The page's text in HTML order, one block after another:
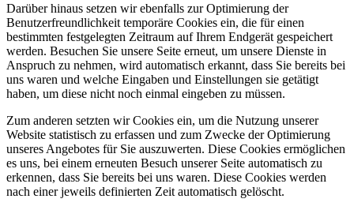
Darüber hinaus setzen wir ebenfalls zur Optimierung der
Benutzerfreundlichkeit temporäre Cookies ein, die für einen
bestimmten festgelegten Zeitraum auf Ihrem Endgerät gespeichert
werden. Besuchen Sie unsere Seite erneut, um unsere Dienste in
Anspruch zu nehmen, wird automatisch erkannt, dass Sie bereits bei
uns waren und welche Eingaben und Einstellungen sie getätigt
haben, um diese nicht noch einmal eingeben zu müssen.
Zum anderen setzten wir Cookies ein, um die Nutzung unserer
Website statistisch zu erfassen und zum Zwecke der Optimierung
unseres Angebotes für Sie auszuwerten. Diese Cookies ermöglichen
es uns, bei einem erneuten Besuch unserer Seite automatisch zu
erkennen, dass Sie bereits bei uns waren. Diese Cookies werden
nach einer jeweils definierten Zeit automatisch gelöscht.